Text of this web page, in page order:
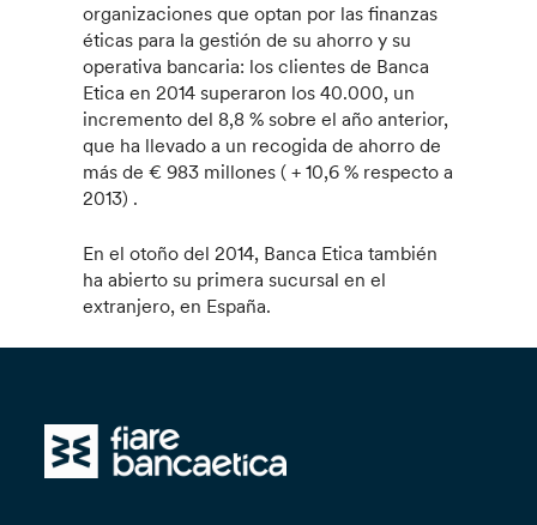
organizaciones que optan por las finanzas
éticas para la gestión de su ahorro y su
operativa bancaria: los clientes de Banca
Etica en 2014 superaron los 40.000, un
incremento del 8,8 % sobre el año anterior,
que ha llevado a un recogida de ahorro de
más de € 983 millones ( + 10,6 % respecto a
2013) .
En el otoño del 2014, Banca Etica también
ha abierto su primera sucursal en el
extranjero, en España.